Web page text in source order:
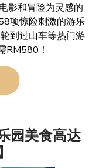
影和冒险为灵感的
项惊险刺激的游乐
到过山车等热门游
RM580！
园美食高达